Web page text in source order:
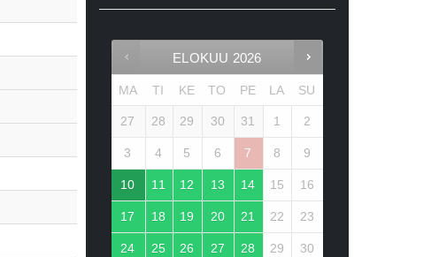
ELOKUU 2026
MA TI KE TO PE LA SU
27 28 29 30 31 1 2
3 4 5 6 7 8 9
10 11 12 13 14 15 16
17 18 19 20 21 22 23
24 25 26 27 28 29 30